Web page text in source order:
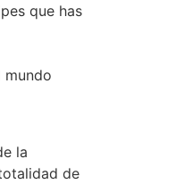
que has
mundo
la
de